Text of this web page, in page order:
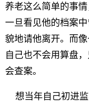
养老这么简单的事
一旦看见他的档案
貌地请他离开。而
自己也不会用算盘
会查案。
想当年自己初进监